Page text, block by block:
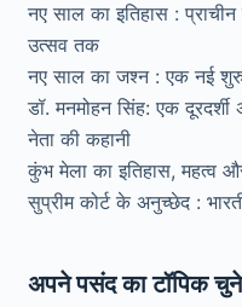
नए साल का इतिहास :
उत्सव तक
नए साल का जश्न : एक नई
डॉ. मनमोहन सिंह: एक दूरदर्शी
नेता की कहानी
कुंभ मेला का इतिहास, महत्व और
सुप्रीम कोर्ट के अनुच्छेद :
अपने पसंद का टॉपिक